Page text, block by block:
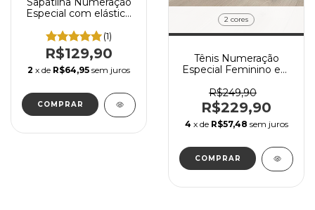
Especial com elástico
(1)
R$129,90
2 x de R$64,95 sem juros
COMPRAR
2 cores
Tênis Numeração
Especial Feminino em
R$249,90
R$229,90
4 x de R$57,48 sem juros
COMPRAR